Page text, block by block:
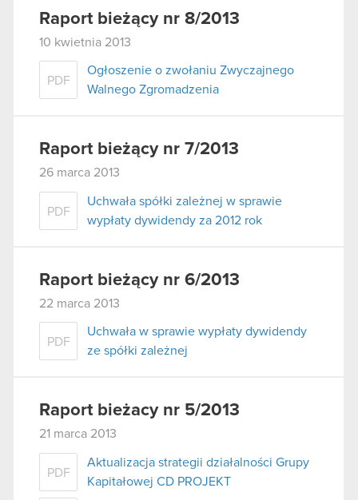
Raport bieżący nr 8/2013
10 kwietnia 2013
PDF
Ogłoszenie o zwołaniu Zwyczajnego
Walnego Zgromadzenia
Raport bieżący nr 7/2013
26 marca 2013
PDF
Uchwała spółki zależnej w sprawie
wypłaty dywidendy za 2012 rok
Raport bieżący nr 6/2013
22 marca 2013
PDF
Uchwała w sprawie wypłaty dywidendy
ze spółki zależnej
Raport bieżacy nr 5/2013
21 marca 2013
PDF
Aktualizacja strategii działalności Grupy
Kapitałowej CD PROJEKT